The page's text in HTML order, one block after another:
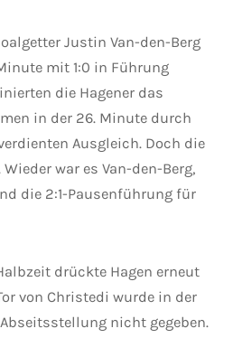
Justin Van-den-Berg
mit 1:0 in Führung
die Hagener das
in der 26. Minute durch
Ausgleich. Doch die
war es Van-den-Berg,
die 2:1-Pausenführung für
drückte Hagen erneut
von Christedi wurde in der
nicht gegeben.